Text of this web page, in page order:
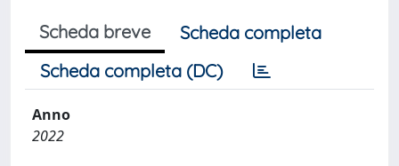
Scheda breve
Scheda completa
Scheda completa (DC)
Anno
2022